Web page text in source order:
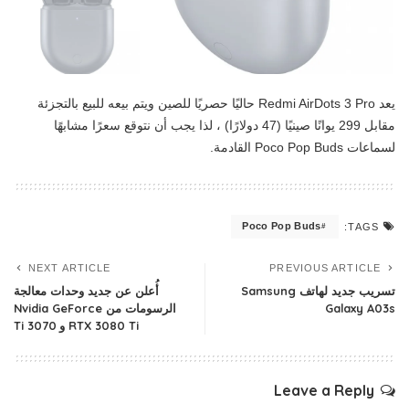
يعد Redmi AirDots 3 Pro حاليًا حصريًا للصين ويتم بيعه للبيع بالتجزئة
مقابل 299 يوانًا صينيًا (47 دولارًا) ، لذا يجب أن نتوقع سعرًا مشابهًا
لسماعات Poco Pop Buds القادمة.
TAGS:
Poco Pop Buds
PREVIOUS ARTICLE
تسريب جديد لهاتف Samsung
Galaxy A03s
NEXT ARTICLE
أُعلن عن جديد وحدات معالجة
الرسومات من Nvidia GeForce
RTX 3080 Ti و 3070 Ti
Leave a Reply